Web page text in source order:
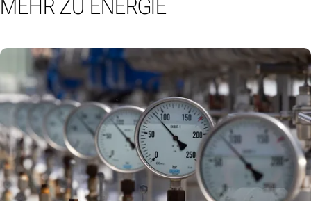
MEHR ZU ENERGIE